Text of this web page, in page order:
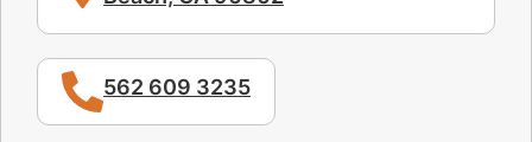
562 609 3235